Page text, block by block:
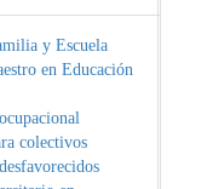
y Escuela
en Educación
colectivos